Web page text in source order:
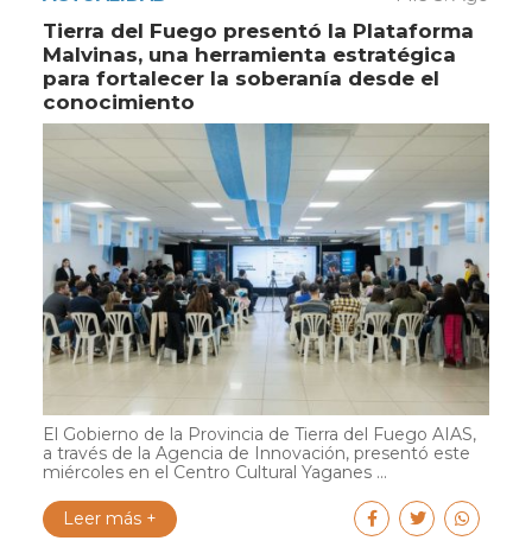
Tierra del Fuego presentó la Plataforma
Malvinas, una herramienta estratégica
para fortalecer la soberanía desde el
conocimiento
El Gobierno de la Provincia de Tierra del Fuego AIAS,
a través de la Agencia de Innovación, presentó este
miércoles en el Centro Cultural Yaganes ...
Leer más +